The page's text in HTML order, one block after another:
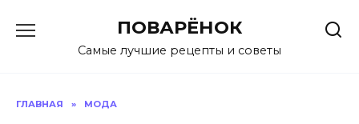
содержанию
ПОВАРЁНОК
Самые лучшие рецепты и советы
ГЛАВНАЯ » МОДА